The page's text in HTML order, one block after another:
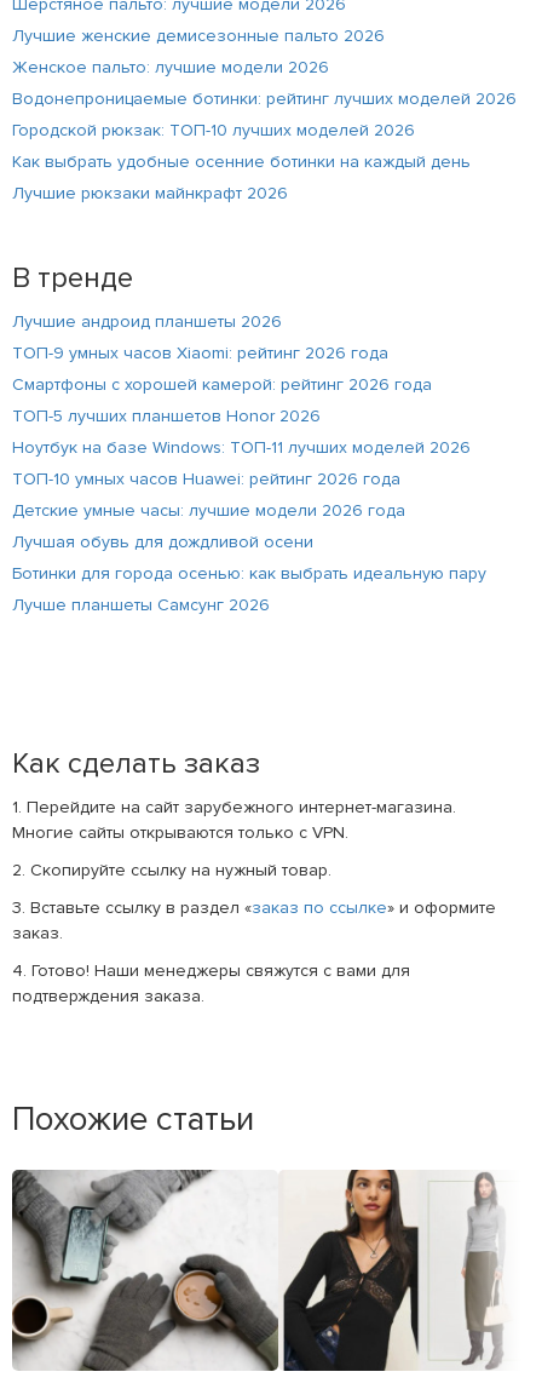
Лучшие женские демисезонные пальто 2026
Женское пальто: лучшие модели 2026
Водонепроницаемые ботинки: рейтинг лучших моделей 2026
Городской рюкзак: ТОП-10 лучших моделей 2026
Как выбрать удобные осенние ботинки на каждый день
Лучшие рюкзаки майнкрафт 2026
В тренде
Лучшие андроид планшеты 2026
ТОП-9 умных часов Xiaomi: рейтинг 2026 года
Смартфоны с хорошей камерой: рейтинг 2026 года
ТОП-5 лучших планшетов Honor 2026
Ноутбук на базе Windows: ТОП-11 лучших моделей 2026
ТОП-10 умных часов Huawei: рейтинг 2026 года
Детские умные часы: лучшие модели 2026 года
Лучшая обувь для дождливой осени
Ботинки для города осенью: как выбрать идеальную пару
Лучше планшеты Самсунг 2026
Как сделать заказ
1. Перейдите на сайт зарубежного интернет-магазина.
Многие сайты открываются только с VPN.
2. Скопируйте ссылку на нужный товар.
3. Вставьте ссылку в раздел «заказ по ссылке» и оформите
заказ.
4. Готово! Наши менеджеры свяжутся с вами для
подтверждения заказа.
Похожие статьи